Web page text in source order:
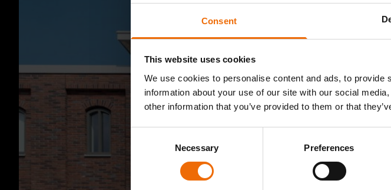
Consent
This website uses cookies
We use cookies to personalise content and ads, to
information about your use of our site with our social
other information that you’ve provided to them or that
Necessary Preferences